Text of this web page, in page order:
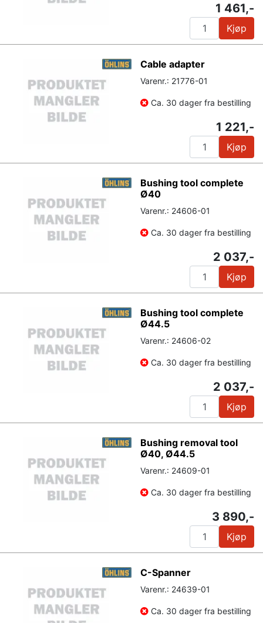
1 461,-
Kjøp
Cable adapter
Varenr.: 21776-01
Ca. 30 dager fra bestilling
1 221,-
Kjøp
Bushing tool complete
Ø40
Varenr.: 24606-01
Ca. 30 dager fra bestilling
2 037,-
Kjøp
Bushing tool complete
Ø44.5
Varenr.: 24606-02
Ca. 30 dager fra bestilling
2 037,-
Kjøp
Bushing removal tool
Ø40, Ø44.5
Varenr.: 24609-01
Ca. 30 dager fra bestilling
3 890,-
Kjøp
C-Spanner
Varenr.: 24639-01
Ca. 30 dager fra bestilling